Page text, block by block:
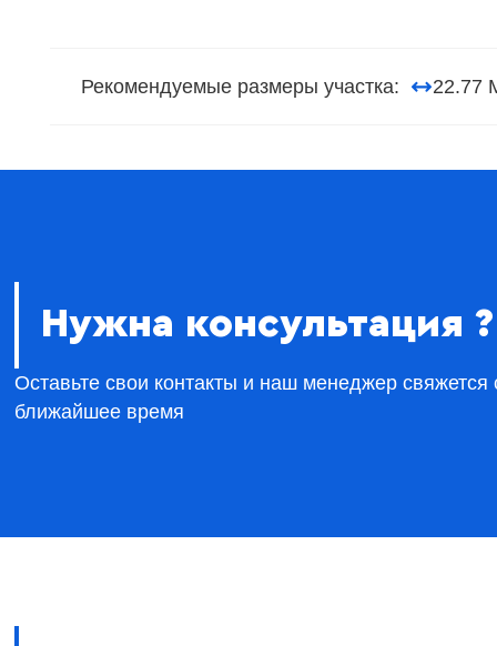
Рекомендуемые размеры участка: 22.77
Нужна консультация ?
Оставьте свои контакты и наш менеджер свяжется
ближайшее время